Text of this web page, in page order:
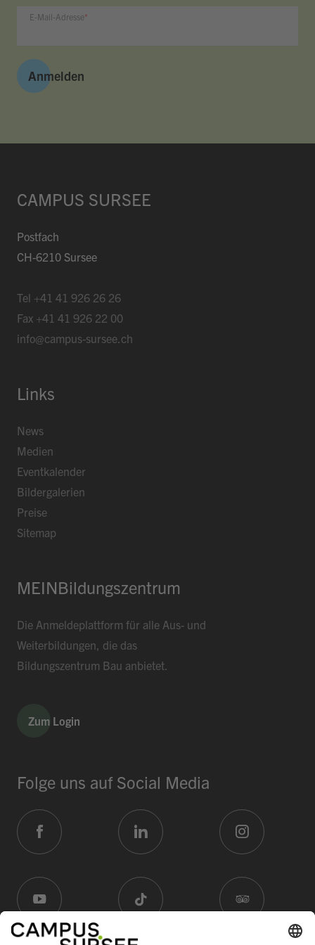
E-Mail-Adresse
Anmelden
CAMPUS SURSEE
Postfach
CH-6210 Sursee
Tel +41 41 926 26 26
Fax +41 41 926 22 00
info@campus-sursee.ch
Links
News
Medien
Eventkalender
Bildergalerien
Preise
Sitemap
MEINBildungszentrum
Die Anmeldeplattform für alle Aus- und
Weiterbildungen, die das
Bildungszentrum Bau anbietet.
Zum Login
Folge uns auf Social Media
Piazza
Bar Baulüüt
Sportarena
Jugendbeiz G10